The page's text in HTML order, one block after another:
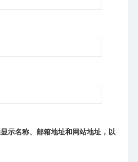
示名称、邮箱地址和网站地址，以